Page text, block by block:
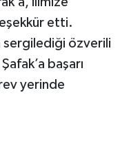
etti.
sergilediği özverili
başarı
yerinde